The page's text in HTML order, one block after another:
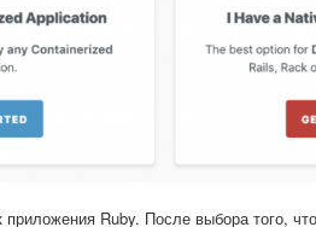
Ruby. После выбора того,